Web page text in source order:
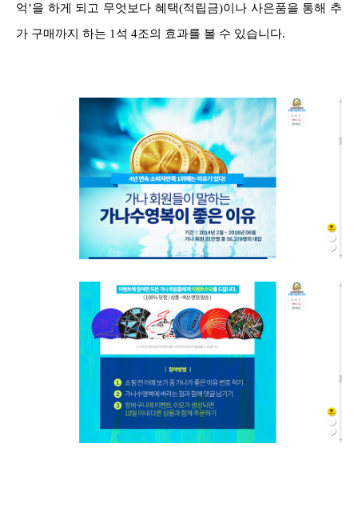
억’을 하게 되고 무엇보다 혜택(적립금)이나 사은품을 통해 추
가 구매까지 하는 1석 4조의 효과를 볼 수 있습니다.